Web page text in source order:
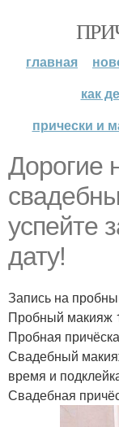
главная
как
прически и
Дорогие
успейте
дату!
Запись на
Пробный макияж
Пробная
Свадебный
время и
Свадебная